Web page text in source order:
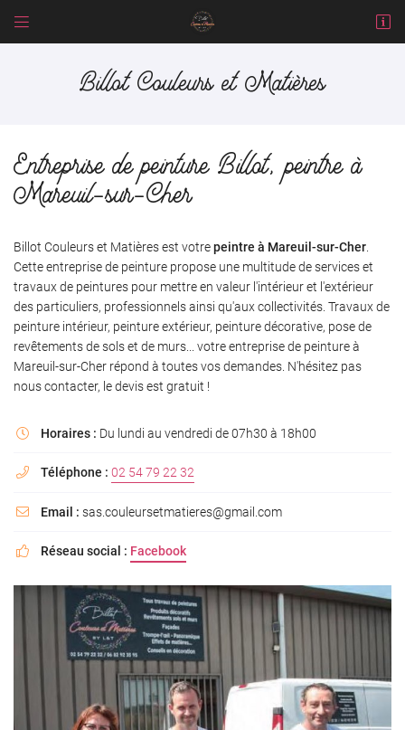
 
02 54 79 22 32
Adresse email de réception
En cochant cette case, vous consentez à recevoir nos propositions commerciales à
l'adresse email indiqué ci-dessus. Vous pouvez vous désinscrire à tout moment en
utilisant
le formulaire de désinscription
INSCRIPTION
Billot Couleurs et Matières
Entreprise de peinture Billot, peintre à
Mareuil-sur-Cher
Billot Couleurs et Matières est votrepeintre à Mareuil-sur-Cher
Cette entreprise de peinture propose une multitude de services et
travaux de peintures pour mettre en valeur l'intérieur et l'extérieur
des particuliers, professionnels ainsi qu'aux collectivités. Travaux de
peinture intérieur, peinture extérieur, peinture décorative, pose de
revêtements de sols et de murs... votre entreprise de peinture à
Mareuil-sur-Cher répond à toutes vos demandes. N'hésitez pas
nous contacter, le devis est gratuit !
 Horaires : Du lundi au vendredi de 07h30 à 18h00
 Téléphone : 02 54 79 22 32
 Email : sas.couleursetmatieres@gmail.com
 Réseau social : Facebook